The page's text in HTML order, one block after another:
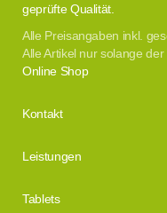
geprüfte Qualität.
Alle Preisangaben inkl.
Alle Artikel nur solange der
Online Shop
Kontakt
Leistungen
Tablets